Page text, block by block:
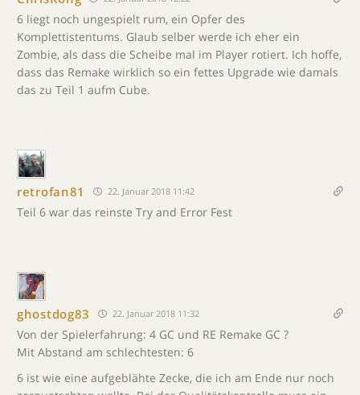
6 liegt noch ungespielt rum, ein Opfer des
Komplettistentums. Glaub selber werde ich eher ein
Zombie, als dass die Scheibe mal im Player rotiert. Ich hoffe,
dass das Remake wirklich so ein fettes Upgrade wie damals
das zu Teil 1 aufm Cube.
retrofan81 22. Januar 2018 11:42
Teil 6 war das reinste Try and Error Fest
ghostdog83 22. Januar 2018 11:32
Von der Spielerfahrung: 4 GC und RE Remake GC ?
Mit Abstand am schlechtesten: 6
6 ist wie eine aufgeblähte Zecke, die ich am Ende nur noch